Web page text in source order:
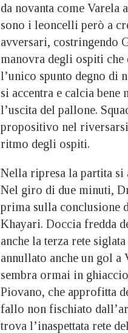
da novanta come Varela
sono i leoncelli però a
avversari, costringendo
manovra degli ospiti
l’unico spunto degno di
si accentra e calcia
l’uscita del pallone.
propositivo nel
ritmo degli ospiti.
Nella ripresa la partita si
Nel giro di due minuti,
prima sulla conclusione
Khayari. Doccia fredda
anche la terza rete
annullato anche un gol
sembra ormai in
Piovano, che approfitta
fallo non fischiato
trova l’inaspettata rete